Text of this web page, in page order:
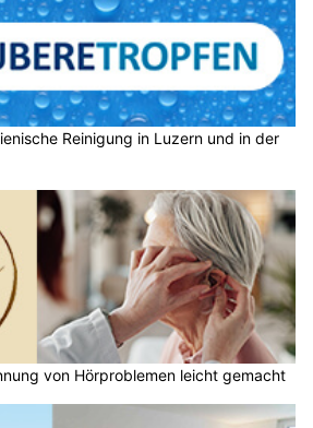
Reinigung in Luzern und in der
von Hörproblemen leicht gemacht